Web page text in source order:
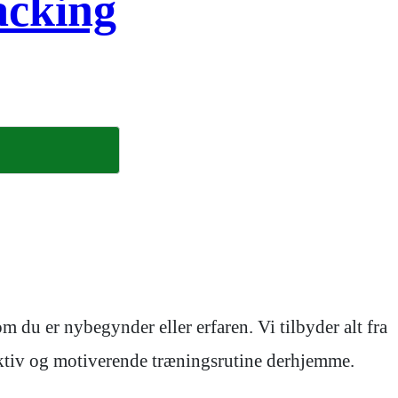
du er nybegynder eller erfaren. Vi tilbyder alt fra
og motiverende træningsrutine derhjemme.